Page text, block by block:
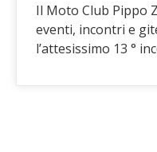
Il Moto Club Pippo
eventi, incontri e
l’attesissimo 13 °